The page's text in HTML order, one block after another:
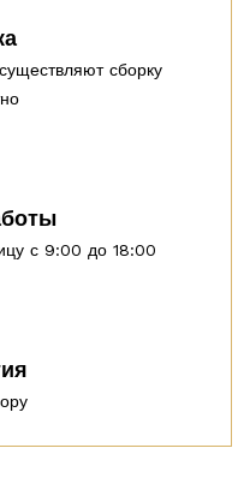
сборку
с 9:00 до 18:00